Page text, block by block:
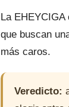
La
que buscan
más caros.
Veredicto: